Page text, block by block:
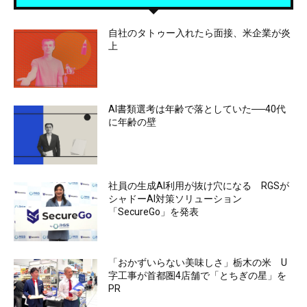
自社のタトゥー入れたら面接、米企業が炎
上
AI書類選考は年齢で落としていた──40代
に年齢の壁
社員の生成AI利用が抜け穴になる RGSが
シャドーAI対策ソリューション
「SecureGo」を発表
「おかずいらない美味しさ」栃木の米 U
字工事が首都圏4店舗で「とちぎの星」を
PR